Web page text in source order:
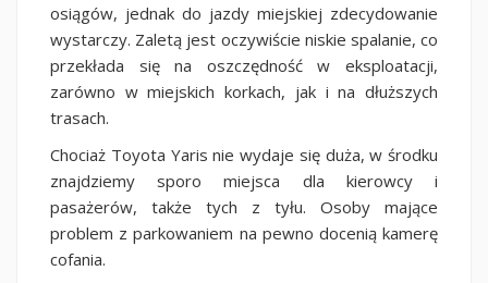
osiągów, jednak do jazdy miejskiej zdecydowanie
wystarczy. Zaletą jest oczywiście niskie spalanie, co
przekłada się na oszczędność w eksploatacji,
zarówno w miejskich korkach, jak i na dłuższych
trasach.
Chociaż Toyota Yaris nie wydaje się duża, w środku
znajdziemy sporo miejsca dla kierowcy i
pasażerów, także tych z tyłu. Osoby mające
problem z parkowaniem na pewno docenią kamerę
cofania.